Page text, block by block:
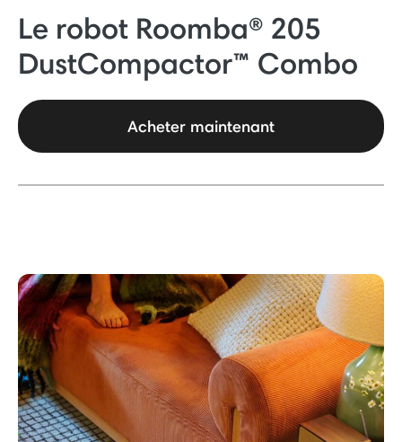
Le robot Roomba® 205
DustCompactor™ Combo
Acheter maintenant